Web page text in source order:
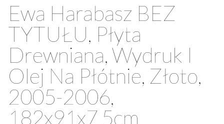
Ewa Harabasz BEZ
TYTUŁU, Płyta
Drewniana, Wydruk I
Olej Na Płótnie, Złoto,
2005-2006,
182x91x7,5cm